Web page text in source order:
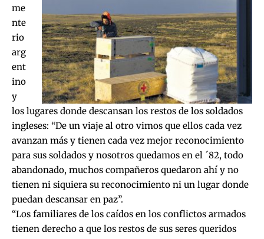
me
nte
rio
arg
ent
ino
y
los lugares donde descansan los restos de los soldados
ingleses: “De un viaje al otro vimos que ellos cada vez
avanzan más y tienen cada vez mejor reconocimiento
para sus soldados y nosotros quedamos en el ´82, todo
abandonado, muchos compañeros quedaron ahí y no
tienen ni siquiera su reconocimiento ni un lugar donde
puedan descansar en paz”.
“Los familiares de los caídos en los conflictos armados
tienen derecho a que los restos de sus seres queridos